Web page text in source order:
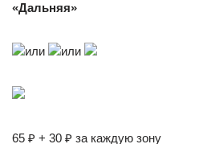
«Дальняя»
или или
65 ₽ + 30 ₽ за каждую зону